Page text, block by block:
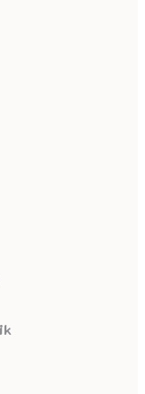
29. september